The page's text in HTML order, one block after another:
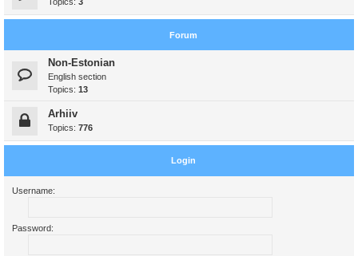
Forum
Non-Estonian
English section
Topics: 13
Arhiiv
Topics: 776
Login
Username:
Password: